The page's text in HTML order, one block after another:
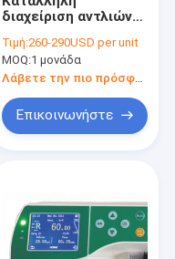
διαχείριση αντλιών
Horn ιατρική για το
νοσοκομείο
Τιμή:260-290USD per unit
MOQ:1 μονάδα
Επικοινωνήστε